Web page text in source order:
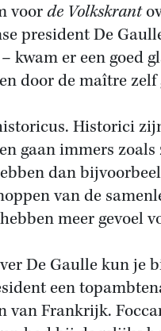
voorde Volkskrant
president De
kwam er een goed
door de maître zelf
Historici
gaan immers zoals
dan
van de
meer gevoel
De Gaulle kun je
een
van Frankrijk.